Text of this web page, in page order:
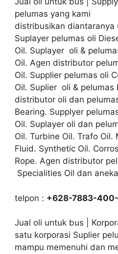
pelumas yang kami
distribusikan diantaranya
Suplayer pelumas oli
Oil. Suplayer oli &
Oil. Agen distributor
Oil. Supplier pelumas oli
Oil. Suplier oli & pelumas
distributor oli dan
Bearing. Supplyer
Oil. Suplayer oli dan
Oil. Turbine Oil. Trafo Oil.
Fluid. Synthetic Oil.
Rope. Agen distributor
Specialities Oil dan
telpon : +628-7883-
Jual oli untuk bus |
satu korporasi Suplier
mampu memenuhi dan